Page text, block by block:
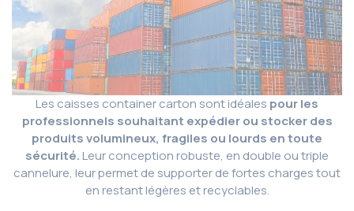
Les caisses container carton sont idéales pour les
professionnels souhaitant expédier ou stocker des
produits volumineux, fragiles ou lourds en toute
sécurité. Leur conception robuste, en double ou triple
cannelure, leur permet de supporter de fortes charges tout
en restant légères et recyclables.